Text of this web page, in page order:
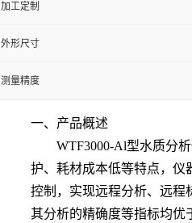
加工定制
外形尺寸
测量精度
一、产品概述
WTF3000-Al型水质分
护、耗材成本低等特点，仪
控制，实现远程分析、远程
其分析的精确度等指标均优